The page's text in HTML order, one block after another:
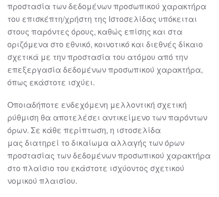
προστασία των δεδομένων προσωπικού χαρακτήρα
του επισκέπτη/χρήστη της Ιστοσελίδας υπόκειται
στους παρόντες όρους, καθώς επίσης και στα
οριζόμενα στο εθνικό, κοινοτικό και διεθνές δίκαιο
σχετικά με την προστασία του ατόμου από την
επεξεργασία δεδομένων προσωπικού χαρακτήρα,
όπως εκάστοτε ισχύει.
Οποιαδήποτε ενδεχόμενη μελλοντική σχετική
ρύθμιση θα αποτελέσει αντικείμενο των παρόντων
όρων. Σε κάθε περίπτωση, η ιστοσελίδα
μας διατηρεί το δικαίωμα αλλαγής των όρων
προστασίας των δεδομένων προσωπικού χαρακτήρα
στο πλαίσιο του εκάστοτε ισχύοντος σχετικού
νομικού πλαισίου.